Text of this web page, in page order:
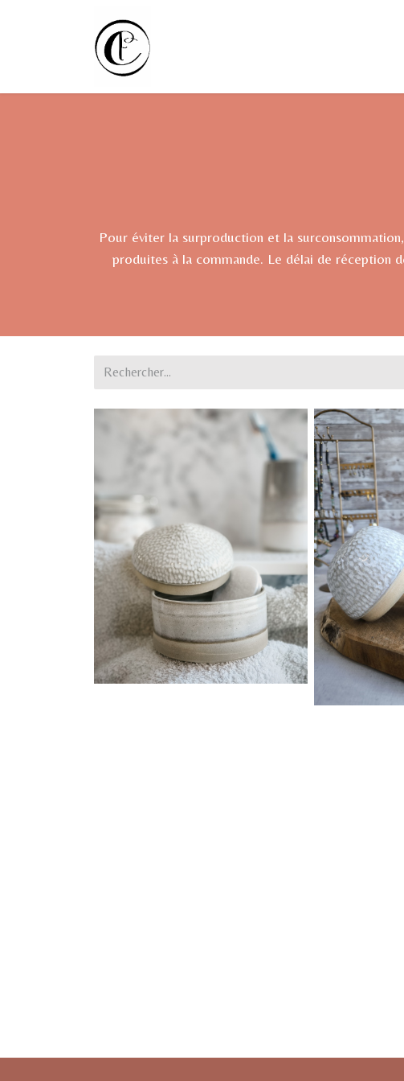
Pour éviter la surproduction et la
produites à la commande. Le délai de réception